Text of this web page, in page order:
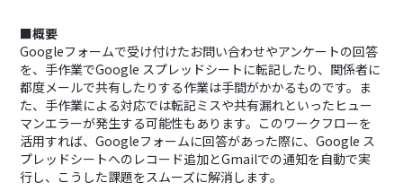
■概要
Googleフォームで受け付けたお問い合わせやアンケートの回答
を、手作業でGoogle スプレッドシートに転記したり、関係者に
都度メールで共有したりする作業は手間がかかるものです。ま
た、手作業による対応では転記ミスや共有漏れといったヒュー
マンエラーが発生する可能性もあります。このワークフローを
活用すれば、Googleフォームに回答があった際に、Google ス
プレッドシートへのレコード追加とGmailでの通知を自動で実
行し、こうした課題をスムーズに解消します。